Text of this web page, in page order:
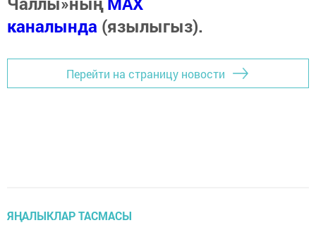
каналында (язылыгыз).
Перейти на страницу новости
ЯҢАЛЫКЛАР ТАСМАСЫ